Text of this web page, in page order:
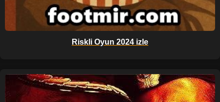
Riskli Oyun 2024 izle